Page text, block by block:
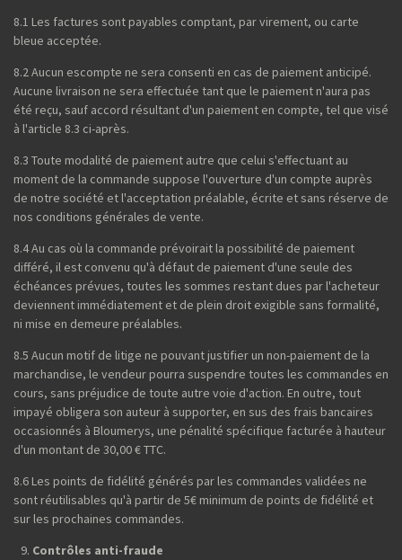
8.1 Les factures sont payables comptant, par virement, ou carte
bleue acceptée.
8.2 Aucun escompte ne sera consenti en cas de paiement anticipé.
Aucune livraison ne sera effectuée tant que le paiement n'aura pas
été reçu, sauf accord résultant d'un paiement en compte, tel que visé
à l'article 8.3 ci-après.
8.3 Toute modalité de paiement autre que celui s'effectuant au
moment de la commande suppose l'ouverture d'un compte auprès
de notre société et l'acceptation préalable, écrite et sans réserve de
nos conditions générales de vente.
8.4 Au cas où la commande prévoirait la possibilité de paiement
différé, il est convenu qu'à défaut de paiement d'une seule des
échéances prévues, toutes les sommes restant dues par l'acheteur
deviennent immédiatement et de plein droit exigible sans formalité,
ni mise en demeure préalables.
8.5 Aucun motif de litige ne pouvant justifier un non-paiement de la
marchandise, le vendeur pourra suspendre toutes les commandes en
cours, sans préjudice de toute autre voie d'action. En outre, tout
impayé obligera son auteur à supporter, en sus des frais bancaires
occasionnés à Bloumerys, une pénalité spécifique facturée à hauteur
d'un montant de 30,00 € TTC.
8.6 Les points de fidélité générés par les commandes validées ne
sont réutilisables qu'à partir de 5€ minimum de points de fidélité et
sur les prochaines commandes.
Contrôles anti-fraude